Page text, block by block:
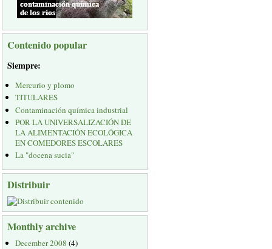
Contenido popular
Siempre:
Mercurio y plomo
TITULARES
Contaminación química industrial
POR LA UNIVERSALIZACIÓN DE
LA ALIMENTACIÓN ECOLÓGICA
EN COMEDORES ESCOLARES
La "docena sucia"
Distribuir
Monthly archive
December 2008 (4)